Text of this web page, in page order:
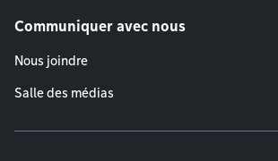
Communiquer avec nous
Nous joindre
Salle des médias